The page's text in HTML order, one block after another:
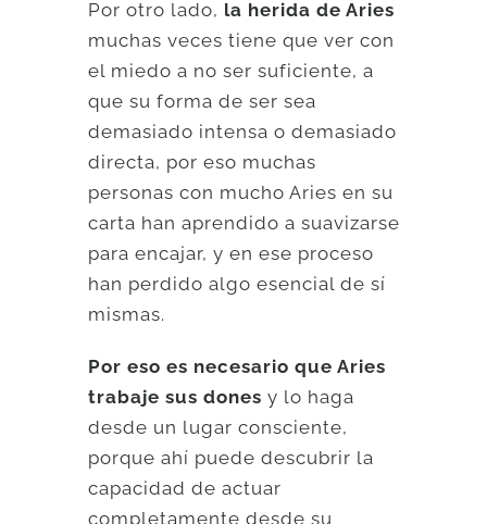
Por otro lado, la herida de Aries
muchas veces tiene que ver con
el miedo a no ser suficiente, a
que su forma de ser sea
demasiado intensa o demasiado
directa, por eso muchas
personas con mucho Aries en su
carta han aprendido a suavizarse
para encajar, y en ese proceso
han perdido algo esencial de sí
mismas.
Por eso es necesario que Aries
trabaje sus dones y lo haga
desde un lugar consciente,
porque ahí puede descubrir la
capacidad de actuar
completamente desde su